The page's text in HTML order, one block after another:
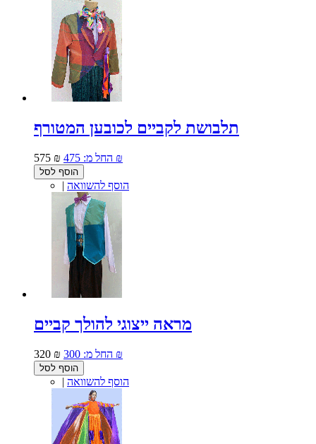
תלבושת לקביים לכובען המטורף
575 ₪ החל מ: 475 ₪
הוסף לסל
| הוסף להשוואה
מראה ייצוגי להולך קביים
320 ₪ החל מ: 300 ₪
הוסף לסל
| הוסף להשוואה